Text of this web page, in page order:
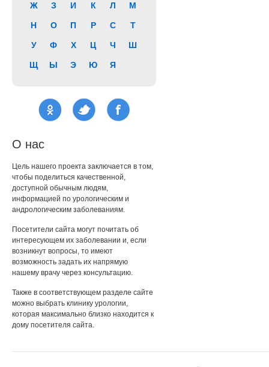
Ж З И К Л М
Н О П Р С Т
У Ф Х Ц Ч Ш
Щ Ы Э Ю Я
О нас
Цель нашего проекта заключается в том,
чтобы поделиться качественной,
доступной обычным людям,
информацией по урологическим и
андрологическим заболеваниям.
Посетители сайта могут почитать об
интересующем их заболевании и, если
возникнут вопросы, то имеют
возможность задать их напрямую
нашему врачу через консультацию.
Также в соответствующем разделе сайте
можно выбрать клинику урологии,
которая максимально близко находится к
дому посетителя сайта.